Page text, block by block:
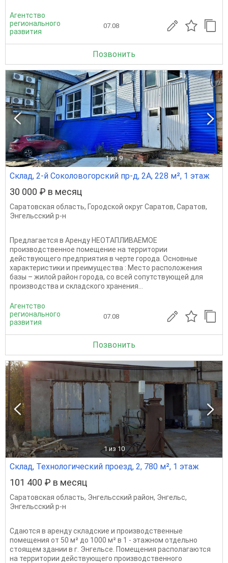
Агентство
регионального
развития
07.08
Позвонить
1 из 9
Склад, 2-й Соколовогорский пр-д, 2А, 228 м², 1 этаж
30 000 ₽ в месяц
Саратовская область, Городской округ Саратов, Саратов,
Энгельсский р-н
Предлагается в Аренду НЕОТАПЛИВАЕМОЕ
производственное помещение на территории
действующего предприятия в черте города. Основные
характеристики и преимущества : Место расположения
базы – жилой район города, со всей сопутствующей для
производства и складского хранения...
Агентство
регионального
развития
07.08
Позвонить
1 из 10
Склад, Технологический проезд, 2, 780 м², 1 этаж
101 400 ₽ в месяц
Саратовская область, Энгельсский район, Энгельс,
Энгельсский р-н
Сдаются в аренду складские и производственные
помещения от 50 м² до 1000 м² в 1 - этажном отдельно
стоящем здании в г. Энгельсе. Помещения располагаются
на территории действующего производственного